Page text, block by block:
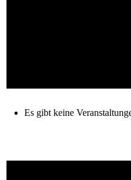
Es gibt keine